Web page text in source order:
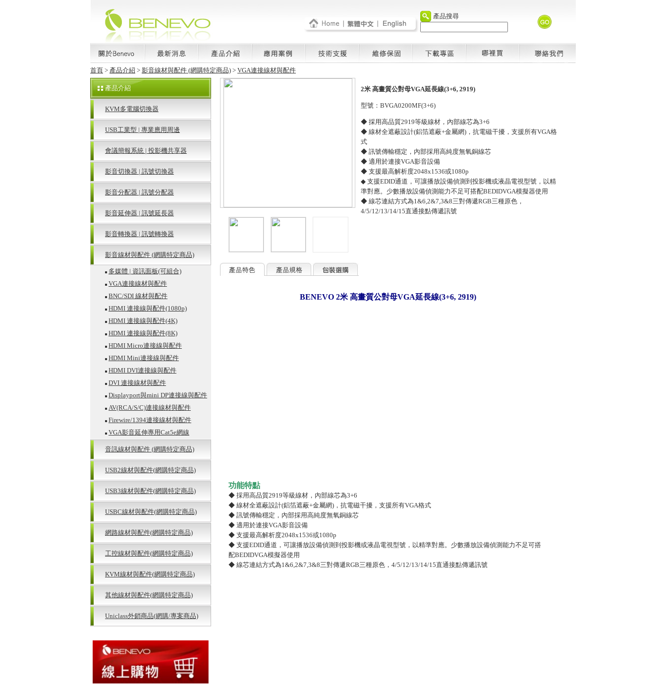
產品搜尋
首頁 > 產品介紹 > 影音線材與配件 (網購特定商品) > VGA連接線材與配件
產品介紹
KVM多電腦切換器
USB工業型 | 專業應用周邊
會議簡報系統 | 投影機共享器
影音切換器 | 訊號切換器
影音分配器 | 訊號分配器
影音延伸器 | 訊號延長器
影音轉換器 | 訊號轉換器
影音線材與配件 (網購特定商品)
多媒體 | 資訊面板(可組合)
VGA連接線材與配件
BNC/SDI 線材與配件
HDMI 連接線與配件(1080p)
HDMI 連接線與配件(4K)
HDMI 連接線與配件(8K)
HDMI Micro連接線與配件
HDMI Mini連接線與配件
HDMI DVI連接線與配件
DVI 連接線材與配件
Displayport與mini DP連接線與配件
AV(RCA/S/C)連接線材與配件
Firewire/1394連接線材與配件
VGA影音延伸專用Cat5e網線
音訊線材與配件 (網購特定商品)
USB2線材與配件(網購特定商品)
USB3線材與配件(網購特定商品)
USBC線材與配件(網購特定商品)
網路線材與配件(網購特定商品)
工控線材與配件(網購特定商品)
KVM線材與配件(網購特定商品)
其他線材與配件(網購特定商品)
Uniclass外銷商品(網購/專案商品)
2米 高畫質公對母VGA延長線(3+6, 2919)
型號：BVGA0200MF(3+6)
◆ 採用高品質2919等級線材，內部線芯為3+6
◆ 線材全遮蔽設計(鋁箔遮蔽+金屬網)，抗電磁干擾，支援所有VGA格
式
◆ 訊號傳輸穩定，內部採用高純度無氧銅線芯
◆ 適用於連接VGA影音設備
◆ 支援最高解析度2048x1536或1080p
◆ 支援EDID通道，可讓播放設備偵測到投影機或液晶電視型號，以精
準對應。少數播放設備偵測能力不足可搭配BEDIDVGA模擬器使用
◆ 線芯連結方式為1&6,2&7,3&8三對傳遞RGB三種原色，
4/5/12/13/14/15直通接點傳遞訊號
BENEVO 2米 高畫質公對母VGA延長線(3+6, 2919)
功能特點
◆ 採用高品質2919等級線材，內部線芯為3+6
◆ 線材全遮蔽設計(鋁箔遮蔽+金屬網)，抗電磁干擾，支援所有VGA格式
◆ 訊號傳輸穩定，內部採用高純度無氧銅線芯
◆ 適用於連接VGA影音設備
◆ 支援最高解析度2048x1536或1080p
◆ 支援EDID通道，可讓播放設備偵測到投影機或液晶電視型號，以精準對應。少數播放設備偵測能力不足可搭
配BEDIDVGA模擬器使用
◆ 線芯連結方式為1&6,2&7,3&8三對傳遞RGB三種原色，4/5/12/13/14/15直通接點傳遞訊號